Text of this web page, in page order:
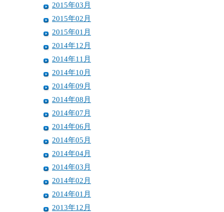
2015年03月
2015年02月
2015年01月
2014年12月
2014年11月
2014年10月
2014年09月
2014年08月
2014年07月
2014年06月
2014年05月
2014年04月
2014年03月
2014年02月
2014年01月
2013年12月